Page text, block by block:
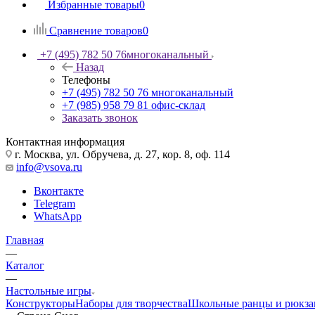
Избранные товары0
Сравнение товаров0
+7 (495) 782 50 76многоканальный
Назад
Телефоны
+7 (495) 782 50 76 многоканальный
+7 (985) 958 79 81 офис-склад
Заказать звонок
Контактная информация
г. Москва, ул. Обручева, д. 27, кор. 8, оф. 114
info@vsova.ru
Вконтакте
Telegram
WhatsApp
Главная
—
Каталог
—
Настольные игры
КонструкторыНаборы для творчестваШкольные ранцы и